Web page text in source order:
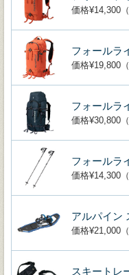
価格¥14,300（
フォールラ
価格¥19,800（
フォールラ
価格¥30,800（
フォールラ
価格¥14,300（
アルパイン
価格¥21,000（
スキートレ